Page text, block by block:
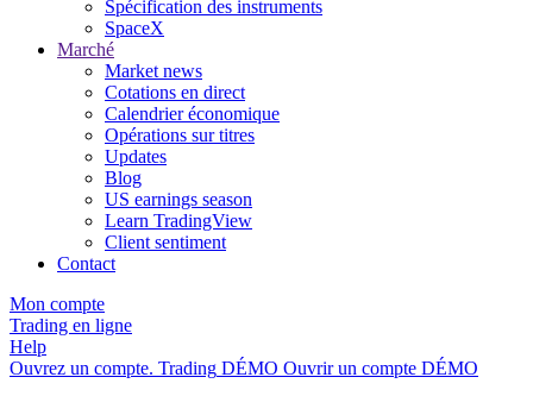
Spécification des instruments
SpaceX
Marché
Market news
Cotations en direct
Calendrier économique
Opérations sur titres
Updates
Blog
US earnings season
Learn TradingView
Client sentiment
Contact
Mon compte
Trading en ligne
Help
Ouvrez un compte. Trading DÉMO Ouvrir un compte DÉMO